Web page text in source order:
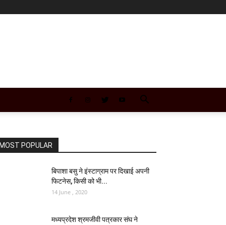
MOST POPULAR
बिपाशा बसु ने इंस्‍टाग्राम पर दिखाई अपनी
फिटनेस, किसी को भी...
14 June , 2020
मध्यप्रदेश श्रमजीवी पत्रकार संघ ने